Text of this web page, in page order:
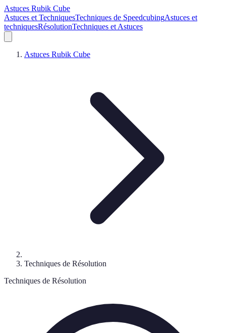
Astuces Rubik Cube
Astuces et TechniquesTechniques de SpeedcubingAstuces et
techniquesRésolutionTechniques et Astuces
Astuces Rubik Cube
Techniques de Résolution
Techniques de Résolution